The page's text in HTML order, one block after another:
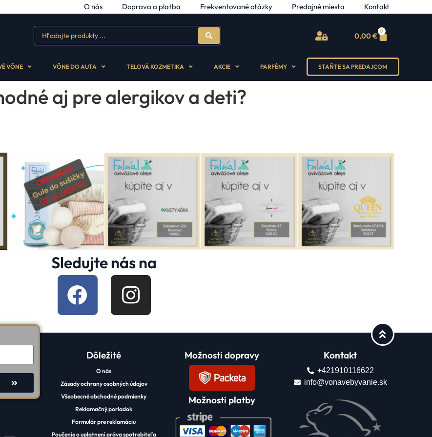
O nás Doprava a platba Frekventované otázky Predajné miesta Kontakt
0,00€
0
VÔNE VÔNE DO AUTA TELOVÁ KOZMETIKA AKCIE PARFÉMY STAŇTE SA PREDAJCOM
aj pre alergikov a deti?
Sledujte nás na
Dôležité
O nás
Zásady ochrany osobných údajov
Všeobecné obchodné podmienky
Reklamačný poriadok
Formulár pre reklamáciu
Poučenie o uplatnení práva spotrebiteľa
Možnosti dopravy
Možnosti platby
Kontakt
+421910116622
info@vonavebyvanie.sk